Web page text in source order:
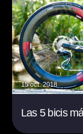
15 oct. 2018
Las 5 bicis